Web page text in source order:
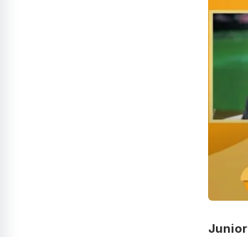
Junior